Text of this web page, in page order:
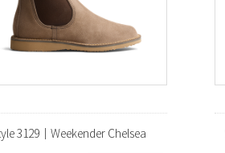
3129｜Weekender Chelsea